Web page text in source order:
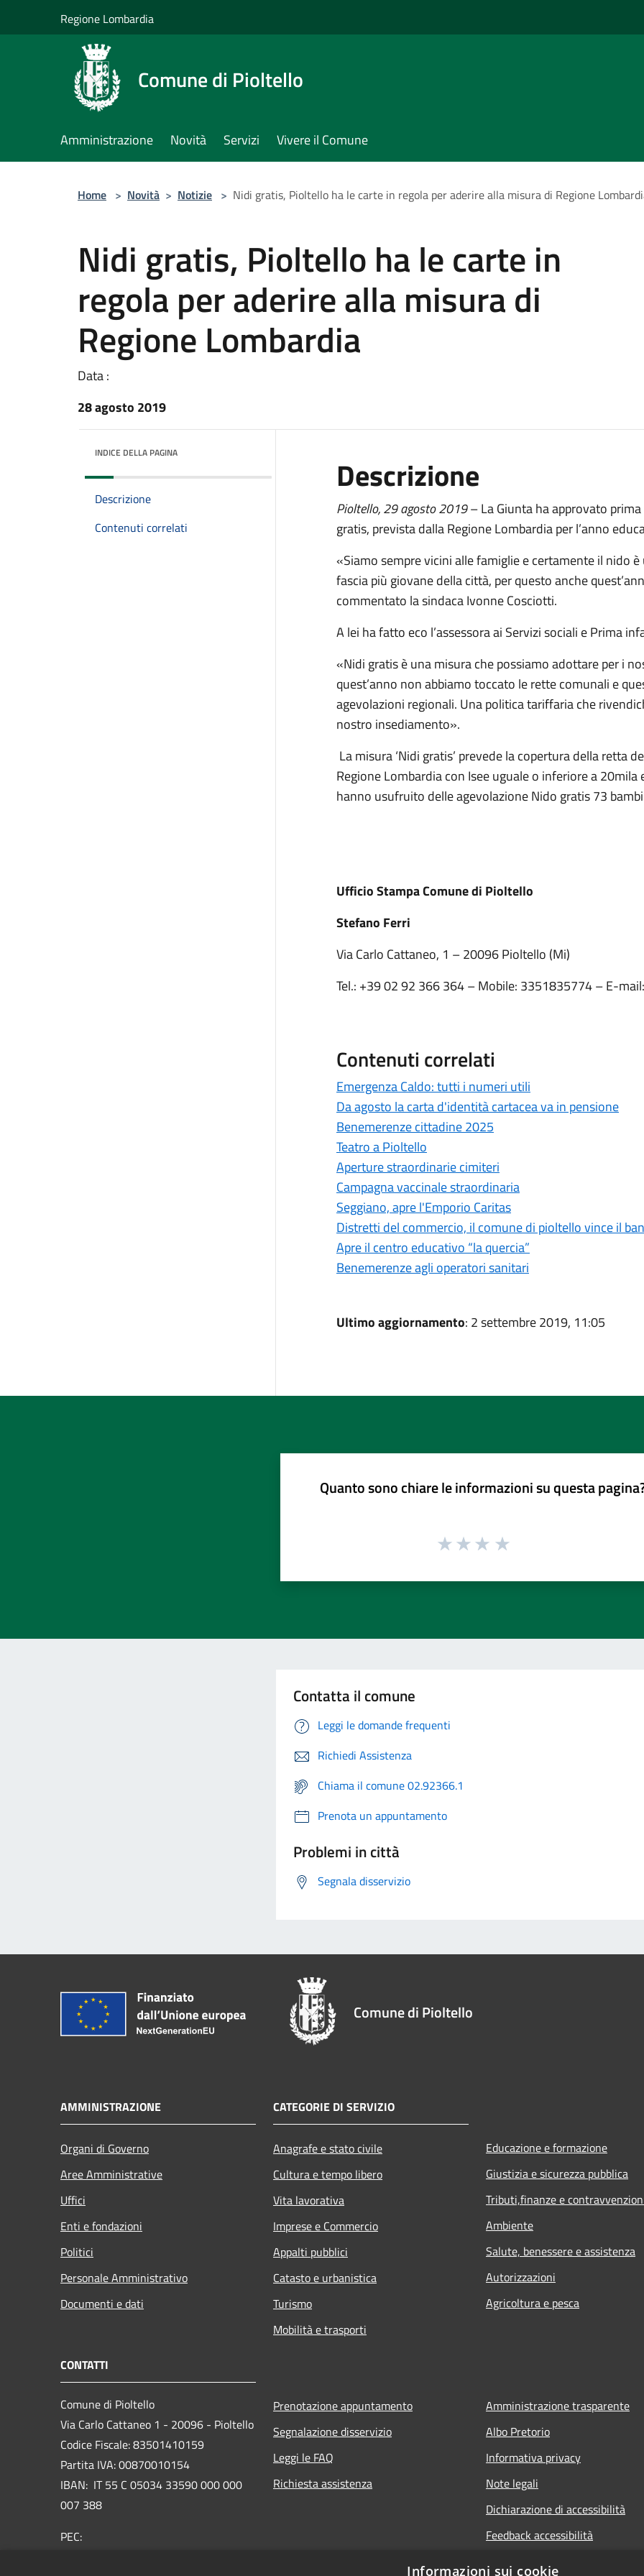
Regione Lombardia
Comune di Pioltello
Amministrazione Novità Servizi Vivere il Comune
Home > Novità > Notizie > Nidi gratis, Pioltello ha le carte in regola per aderire alla misura di Regione
Nidi gratis, Pioltello ha le carte in
regola per aderire alla misura di
Regione Lombardia
Data :
28 agosto 2019
INDICE DELLA PAGINA
Descrizione
Contenuti correlati
Descrizione
Pioltello, 29 agosto2019– La Giunta ha approvato
gratis, prevista dalla Regione Lombardia per l’anno
«Siamo sempre vicini alle famiglie e certamente il nido
fascia più giovane della città, per questo anche
commentato la sindaca Ivonne Cosciotti.
A lei ha fatto eco l’assessora ai Servizi sociali e Prima
«Nidi gratis è una misura che possiamo adottare per i
quest’anno non abbiamo toccato le rette comunali e
agevolazioni regionali. Una politica tariffaria che
nostro insediamento».
La misura ‘Nidi gratis’ prevede la copertura della retta
Regione Lombardia con Isee uguale o inferiore a
hanno usufruito delle agevolazione Nido gratis 73
Ufficio Stampa Comune di Pioltello
Stefano Ferri
Via Carlo Cattaneo, 1 – 20096 Pioltello (Mi)
Tel.: +39 02 92 366 364 – Mobile: 3351835774 – E-
Contenuti correlati
Emergenza Caldo: tutti i numeri utili
Da agosto la carta d'identità cartacea va in pensione
Benemerenze cittadine 2025
Teatro a Pioltello
Aperture straordinarie cimiteri
Campagna vaccinale straordinaria
Seggiano, apre l'Emporio Caritas
Distretti del commercio, il comune di pioltello vince il
Apre il centro educativo “la quercia”
Benemerenze agli operatori sanitari
Ultimo aggiornamento: 2 settembre 2019, 11:05
Quanto sono chiare le informazioni su questa
Contatta il comune
Leggi le domande frequenti
Richiedi Assistenza
Chiama il comune 02.92366.1
Prenota un appuntamento
Problemi in città
Segnala disservizio
Comune di Pioltello
AMMINISTRAZIONE
Organi di Governo
Aree Amministrative
Uffici
Enti e fondazioni
Politici
Personale Amministrativo
Documenti e dati
CATEGORIE DI SERVIZIO
Anagrafe e stato civile
Cultura e tempo libero
Vita lavorativa
Imprese e Commercio
Appalti pubblici
Catasto e urbanistica
Turismo
Mobilità e trasporti
Educazione e formazione
Giustizia e sicurezza pubblica
Tributi,finanze e
Ambiente
Salute, benessere e assistenza
Autorizzazioni
Agricoltura e pesca
CONTATTI
Comune di Pioltello
Via Carlo Cattaneo 1 - 20096 - Pioltello
Codice Fiscale: 83501410159
Partita IVA: 00870010154
IBAN: IT 55 C 05034 33590 000 000
007 388
PEC:
Prenotazione appuntamento
Segnalazione disservizio
Leggi le FAQ
Richiesta assistenza
Amministrazione trasparente
Albo Pretorio
Informativa privacy
Note legali
Dichiarazione di accessibilità
Feedback accessibilità
Informazioni sui cookie